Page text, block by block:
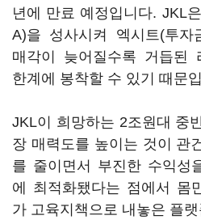
년에 만료 예정입니다. JKL
A)을 성사시켜 엑시트(투자
매각이 늦어질수록 거듭된
한계에 봉착할 수 있기 때문
JKL이 희망하는 2조원대 중
장 매력도를 높이는 것이 관
를 줄이면서 부진한 수익성
에 최적화됐다는 점에서 몸
가 고육지책으로 내놓은 플